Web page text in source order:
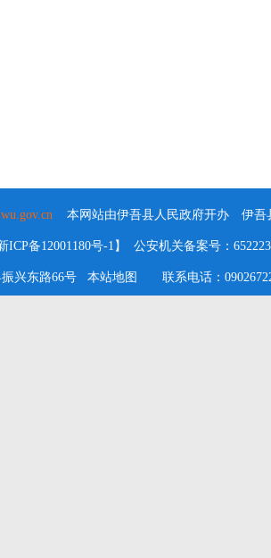
本网站由伊吾县人民政府开办 伊吾
ICP备12001180号-1】 公安机关备案号：
兴东路66号 本站地图 联系电话：